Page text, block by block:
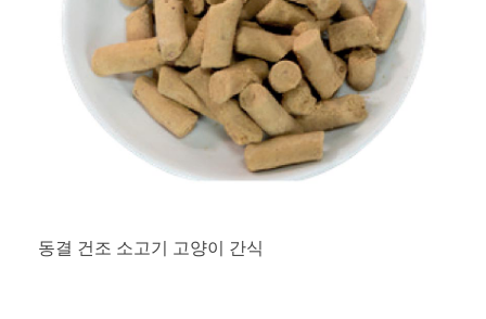
동결 건조 소고기 고양이 간식